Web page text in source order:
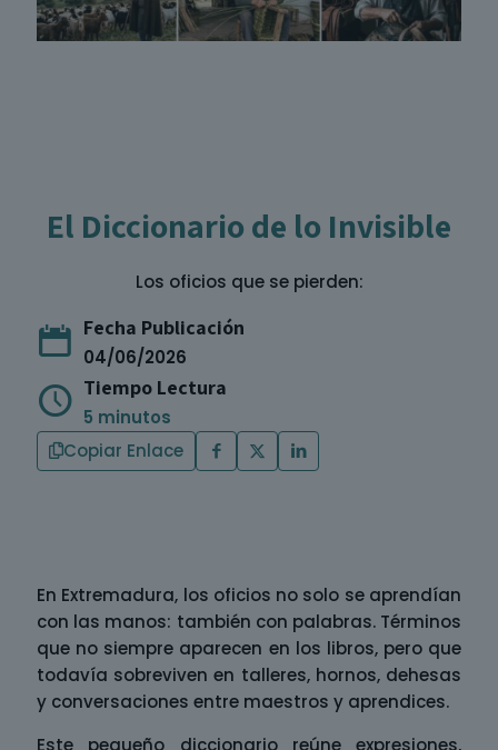
El Diccionario de lo Invisible
Los oficios que se pierden:
Fecha Publicación
04/06/2026
Tiempo Lectura
5 minutos
Copiar Enlace
En Extremadura, los oficios no solo se aprendían
con las manos: también con palabras. Términos
que no siempre aparecen en los libros, pero que
todavía sobreviven en talleres, hornos, dehesas
y conversaciones entre maestros y aprendices.
Este pequeño diccionario reúne expresiones,